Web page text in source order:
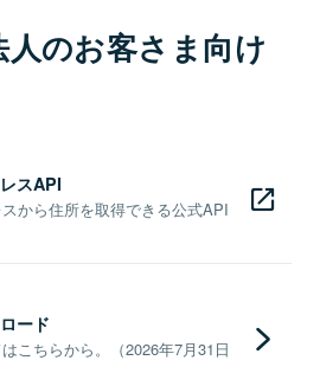
人のお客さま向け
スAPI
から住所を取得できる公式API
ード
こちらから。（2026年7月31日